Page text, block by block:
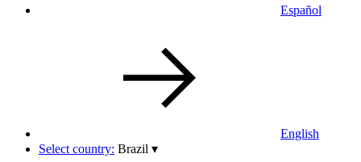
Español
English
Select country: Brazil ▾